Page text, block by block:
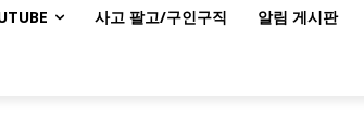
사고 팔고/구인구직 알림 게시판